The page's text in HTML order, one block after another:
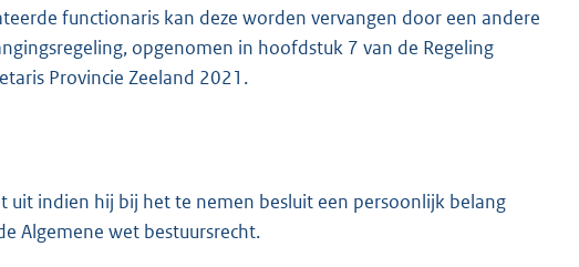
functionaris kan deze worden vervangen door een andere
opgenomen in hoofdstuk 7 van de Regeling
Provincie Zeeland 2021.
indien hij bij het te nemen besluit een persoonlijk belang
Algemene wet bestuursrecht.